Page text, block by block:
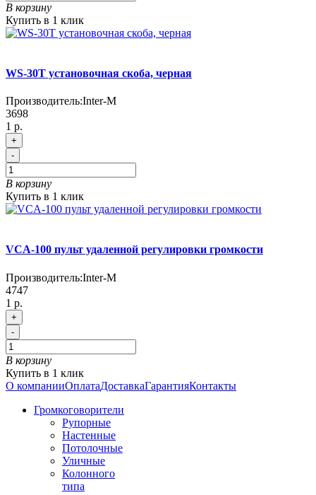
В корзину
Купить в 1 клик
WS-30T установочная скоба, черная
Производитель:Inter-M
3698
1 р.
+
-
В корзину
Купить в 1 клик
VCA-100 пульт удаленной регулировки громкости
Производитель:Inter-M
4747
1 р.
+
-
В корзину
Купить в 1 клик
О компанииОплатаДоставкаГарантияКонтакты
Громкоговорители
Рупорные
Настенные
Потолочные
Уличные
Колонного
типа